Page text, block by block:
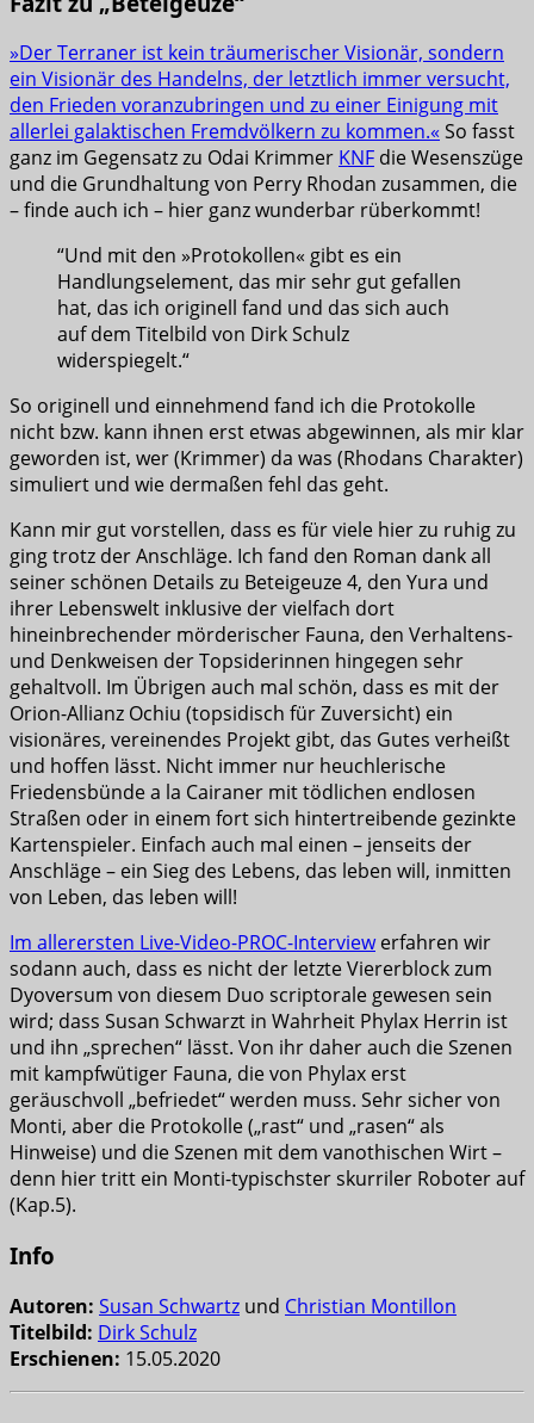
»Der Terraner ist kein träumerischer Visionär, sondern
ein Visionär des Handelns, der letztlich immer versucht,
den Frieden voranzubringen und zu einer Einigung mit
allerlei galaktischen Fremdvölkern zu kommen.« So fasst
ganz im Gegensatz zu Odai Krimmer KNF die Wesenszüge
und die Grundhaltung von Perry Rhodan zusammen, die
– finde auch ich – hier ganz wunderbar rüberkommt!
“Und mit den »Protokollen« gibt es ein
Handlungselement, das mir sehr gut gefallen
hat, das ich originell fand und das sich auch
auf dem Titelbild von Dirk Schulz
widerspiegelt.“
So originell und einnehmend fand ich die Protokolle
nicht bzw. kann ihnen erst etwas abgewinnen, als mir klar
geworden ist, wer (Krimmer) da was (Rhodans Charakter)
simuliert und wie dermaßen fehl das geht.
Kann mir gut vorstellen, dass es für viele hier zu ruhig zu
ging trotz der Anschläge. Ich fand den Roman dank all
seiner schönen Details zu Beteigeuze 4, den Yura und
ihrer Lebenswelt inklusive der vielfach dort
hineinbrechender mörderischer Fauna, den Verhaltens-
und Denkweisen der Topsiderinnen hingegen sehr
gehaltvoll. Im Übrigen auch mal schön, dass es mit der
Orion-Allianz Ochiu (topsidisch für Zuversicht) ein
visionäres, vereinendes Projekt gibt, das Gutes verheißt
und hoffen lässt. Nicht immer nur heuchlerische
Friedensbünde a la Cairaner mit tödlichen endlosen
Straßen oder in einem fort sich hintertreibende gezinkte
Kartenspieler. Einfach auch mal einen – jenseits der
Anschläge – ein Sieg des Lebens, das leben will, inmitten
von Leben, das leben will!
Im allerersten Live-Video-PROC-Interviewerfahren wir
sodann auch, dass es nicht der letzte Viererblock zum
Dyoversum von diesem Duo scriptorale gewesen sein
wird; dass Susan Schwarzt in Wahrheit Phylax Herrin ist
und ihn „sprechen“ lässt. Von ihr daher auch die Szenen
mit kampfwütiger Fauna, die von Phylax erst
geräuschvoll „befriedet“ werden muss. Sehr sicher von
Monti, aber die Protokolle („rast“ und „rasen“ als
Hinweise) und die Szenen mit dem vanothischen Wirt –
denn hier tritt ein Monti-typischster skurriler Roboter auf
(Kap.5).
Info
Autoren: Susan Schwartz und Christian Montillon
Titelbild: Dirk Schulz
Erschienen: 15.05.2020